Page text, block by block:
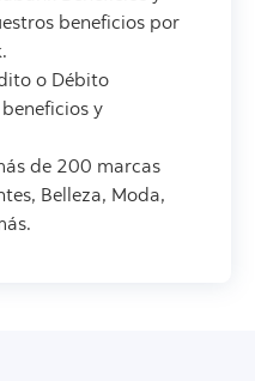
beneficios por
o Débito
y
de 200 marcas
Belleza, Moda,